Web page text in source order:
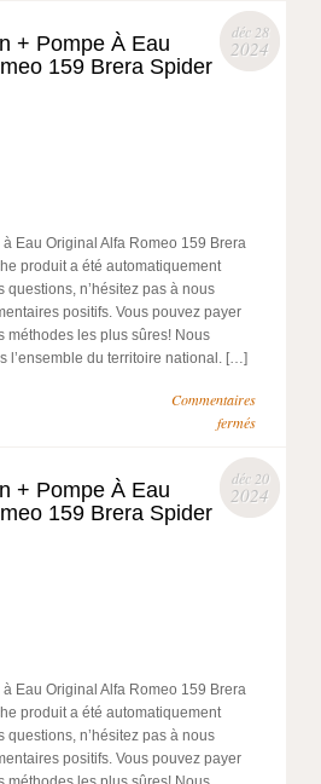
déc 28
2024
+ Pompe À Eau
159 Brera Spider
Eau Original Alfa Romeo 159 Brera
produit a été automatiquement
questions, n’hésitez pas à nous
positifs. Vous pouvez payer
méthodes les plus sûres! Nous
l’ensemble du territoire national. […]
Commentaires
fermés
déc 20
2024
+ Pompe À Eau
159 Brera Spider
Eau Original Alfa Romeo 159 Brera
produit a été automatiquement
questions, n’hésitez pas à nous
positifs. Vous pouvez payer